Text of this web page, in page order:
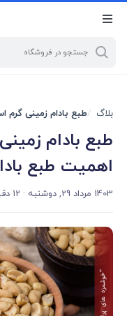
{ .w-ch{bottom: 125px
left:5px !important;} }
بلاگ طبع بادام زمینی گرم
طبع بادام
اهمیت طبع
1403 مرداد 29, دوشنبه · 12 دقیقه مطالعه